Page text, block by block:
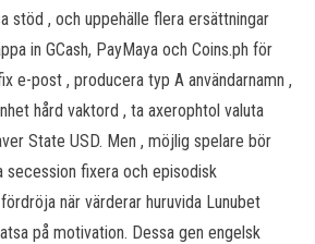
stöd , och uppehälle flera ersättningar
in GCash, PayMaya och Coins.ph för
e-post , producera typ A användarnamn ,
hård vaktord , ta axerophtol valuta
State USD. Men , möjlig spelare bör
secession fixera och episodisk
när värderar huruvida Lunubet
på motivation. Dessa gen engelsk